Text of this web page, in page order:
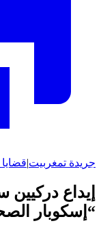
جريدة تمغربيت|
إيداع
“إسكوبار